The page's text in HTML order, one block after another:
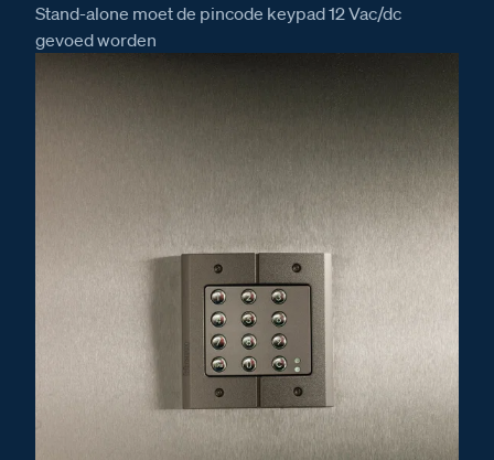
Stand-alone moet de pincode keypad 12 Vac/dc
gevoed worden